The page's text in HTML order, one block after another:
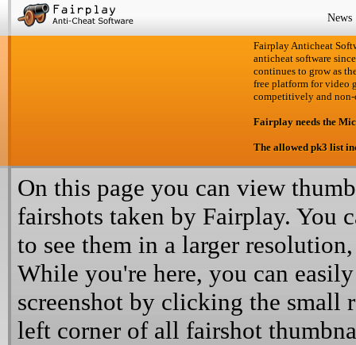
News
Fairplay Anticheat
anticheat software
continues to grow as
free platform for video
competitively and
Fairplay needs the
The allowed pk3 list
On this page you can view
fairshots taken by Fairplay. You
to see them in a larger
While you're here, you can
screenshot by clicking the small
left corner of all fairshot